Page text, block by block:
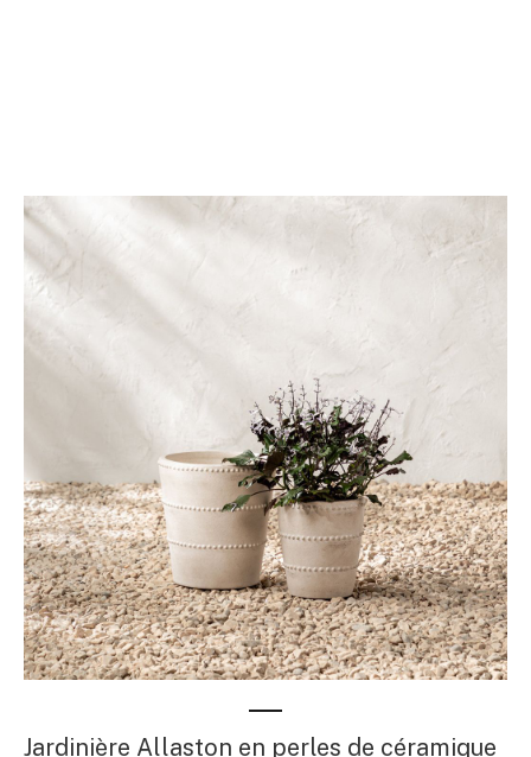
Jardinière Allaston en perles de céramique